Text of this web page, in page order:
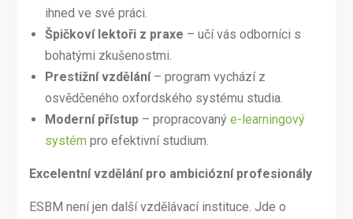
ihned ve své práci.
Špičkoví lektoři z praxe – učí vás odborníci s
bohatými zkušenostmi.
Prestižní vzdělání– program vychází z
osvědčeného oxfordského systému studia.
Moderní přístup– propracovaný e-learningový
systémpro efektivní studium.
Excelentní vzdělání pro ambiciózní profesionály
ESBM není jen další vzdělávací instituce. Jde o